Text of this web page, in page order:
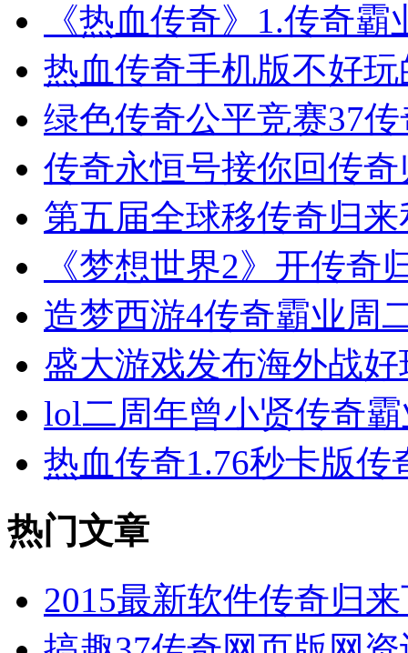
《热血传奇》1.传奇霸
热血传奇手机版不好
绿色传奇公平竞赛37
传奇永恒号接你回传
第五届全球移传奇归
《梦想世界2》开传奇
造梦西游4传奇霸业周
盛大游戏发布海外战
lol二周年曾小贤传奇
热血传奇1.76秒卡版传
热门文章
2015最新软件传奇归